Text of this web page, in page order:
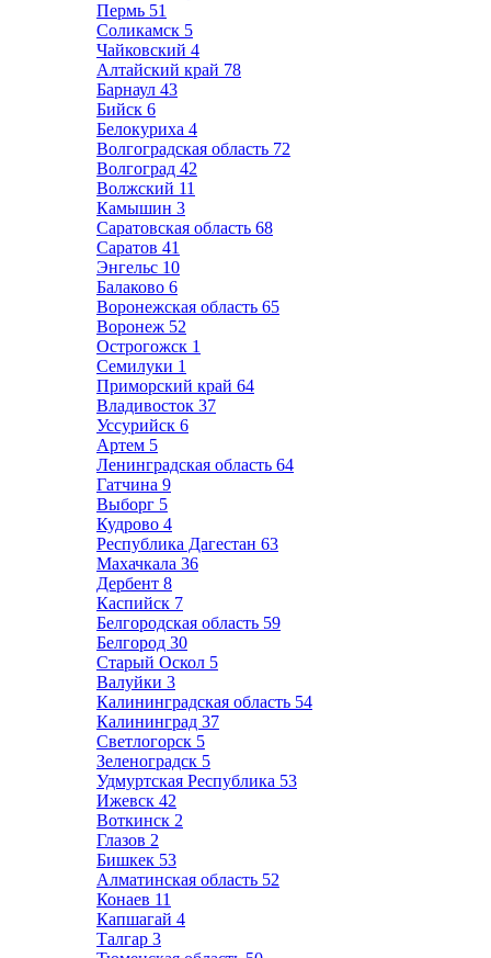
Пермь 51
Соликамск 5
Чайковский 4
Алтайский край 78
Барнаул 43
Бийск 6
Белокуриха 4
Волгоградская область 72
Волгоград 42
Волжский 11
Камышин 3
Саратовская область 68
Саратов 41
Энгельс 10
Балаково 6
Воронежская область 65
Воронеж 52
Острогожск 1
Семилуки 1
Приморский край 64
Владивосток 37
Уссурийск 6
Артем 5
Ленинградская область 64
Гатчина 9
Выборг 5
Кудрово 4
Республика Дагестан 63
Махачкала 36
Дербент 8
Каспийск 7
Белгородская область 59
Белгород 30
Старый Оскол 5
Валуйки 3
Калининградская область 54
Калининград 37
Светлогорск 5
Зеленоградск 5
Удмуртская Республика 53
Ижевск 42
Воткинск 2
Глазов 2
Бишкек 53
Алматинская область 52
Конаев 11
Капшагай 4
Талгар 3